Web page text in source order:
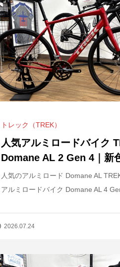
キャノンデール CAAD14｜
Matte Black...
Bianchi OLTRE XR.3 105
シマノ ロードシューズ 新商品
SH-RC302 入...
Panasonic カスタムオーダー
ステムPOS ...
トレック（TREK）
人気アルミロードバイク
Domane AL 2 Gen 4｜新
人気のアルミロード Domane AL
アルミロードバイク Domane AL 4
2026.07.24
「TOUR DE FRANCE